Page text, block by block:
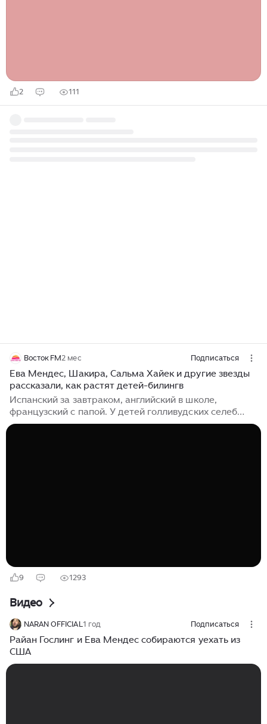
2 111
Восток FM2 мес Подписаться
Ева Мендес, Шакира, Сальма Хайек и другие звезды
рассказали, как растят детей-билингв
Испанский за завтраком, английский в школе,
французский с папой. У детей голливудских селеб
языковая программа плотнее, чем у студентов
9 1293
Видео
NARAN OFFICIAL1 год Подписаться
Райан Гослинг и Ева Мендес собираются уехать из
США